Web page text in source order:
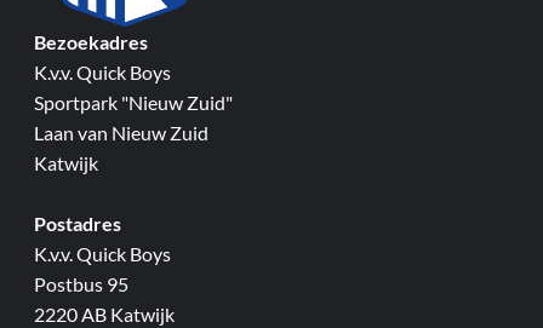
Bezoekadres
K.v.v. Quick Boys
Sportpark "Nieuw Zuid"
Laan van Nieuw Zuid
Katwijk
Postadres
K.v.v. Quick Boys
Postbus 95
2220 AB Katwijk